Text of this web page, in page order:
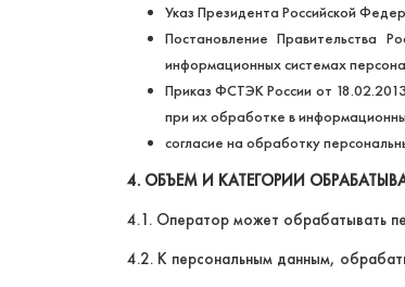
Указ Президента Российской
Постановление
информационных системах
Приказ ФСТЭК России от
при их обработке в
согласие на обработку
4. ОБЪЕМ И КАТЕГОРИИ
4.1. Оператор может обрабатывать
4.2. К персональным данным,